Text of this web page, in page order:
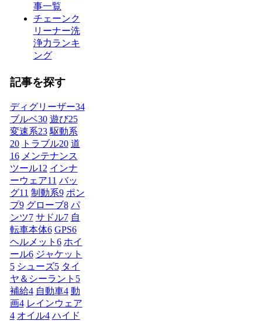
事一覧
チェーンク
リーナー洗
浄力ランキ
ング
記事を探す
ディグリーザー34
ブルベ30 遊び25
変速系23 駆動系
20
トラブル20 道
16 メンテナンス
ツール12 インナ
ーウェア11 バッ
グ11 制動系9 ポン
プ9 グローブ8 パ
ンツ7 サドル7 自
転車本体6 GPS6
ヘルメット 6 ホイ
ール6 ジャケット
5 シューズ5 タイ
ヤ＆シーラント 5
補給4 自動車4 動
画4 レインウェア
4 オイル4 ハイド